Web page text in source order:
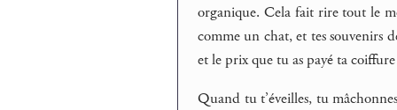
organique. Cela fait rire tout le
comme un chat, et tes souvenirs
et le prix que tu as payé ta
Quand tu t’éveilles, tu